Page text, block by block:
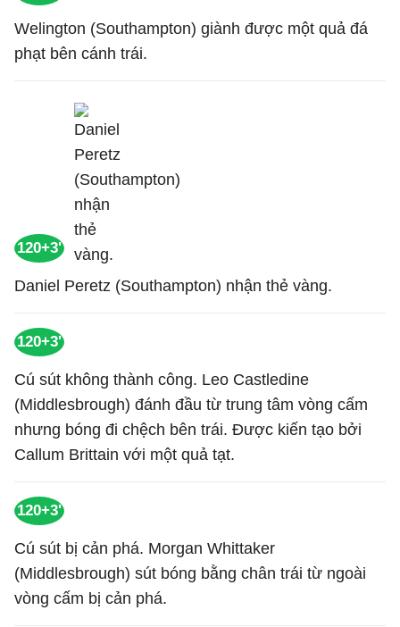
Welington (Southampton) giành được một quả đá
phạt bên cánh trái.
120+3'
Daniel Peretz (Southampton) nhận thẻ vàng.
120+3'
Cú sút không thành công. Leo Castledine
(Middlesbrough) đánh đầu từ trung tâm vòng cấm
nhưng bóng đi chệch bên trái. Được kiến tạo bởi
Callum Brittain với một quả tạt.
120+3'
Cú sút bị cản phá. Morgan Whittaker
(Middlesbrough) sút bóng bằng chân trái từ ngoài
vòng cấm bị cản phá.